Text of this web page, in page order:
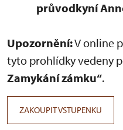
průvodkyní
Upozornění:V online
tyto prohlídky vedeny
Zamykání zámku“.
ZAKOUPIT VSTUPENKU